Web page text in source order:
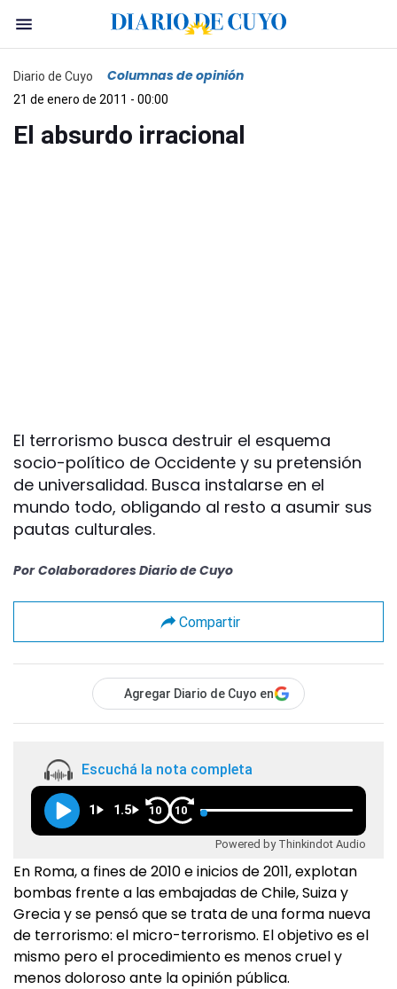
Diario de Cuyo Columnas de opinión
21 de enero de 2011 - 00:00
El absurdo irracional
El terrorismo busca destruir el esquema
socio-político de Occidente y su pretensión
de universalidad. Busca instalarse en el
mundo todo, obligando al resto a asumir sus
pautas culturales.
Por Colaboradores Diario de Cuyo
Compartir
Agregar Diario de Cuyo en
Escuchá la nota completa
1 1.5 10 10
Powered by Thinkindot Audio
En Roma, a fines de 2010 e inicios de 2011, explotan
bombas frente a las embajadas de Chile, Suiza y
Grecia y se pensó que se trata de una forma nueva
de terrorismo: el micro-terrorismo. El objetivo es el
mismo pero el procedimiento es menos cruel y
menos doloroso ante la opinión pública.